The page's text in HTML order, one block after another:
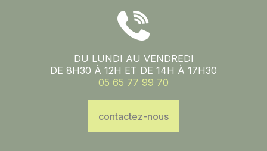
DU LUNDI AU VENDREDI
DE 8H30 À 12H ET DE 14H À 17H30
05 65 77 99 70
contactez-nous